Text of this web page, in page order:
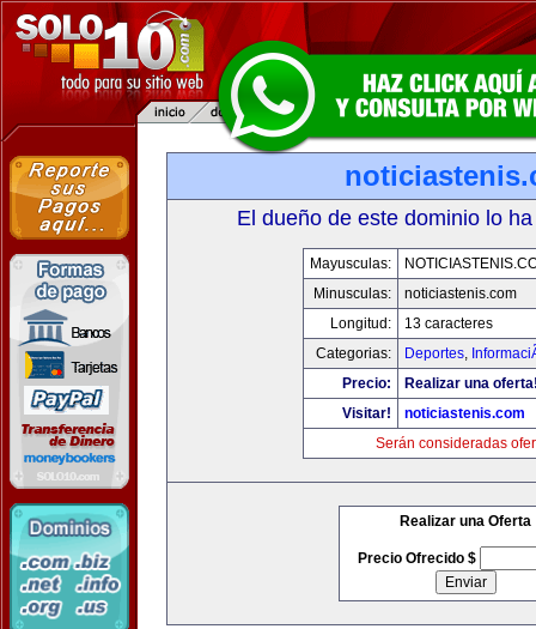
El dueño de este dominio lo
Mayusculas:
Minusculas:
noticiastenis.com
Longitud:
13 caracteres
Categorias:
Deportes,
Precio:
Realizar una
Visitar!
noticiastenis.com
Serán consideradas
Realizar una Oferta
Precio Ofrecido $